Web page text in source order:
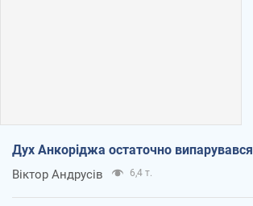
Дух Анкоріджа остаточно випарувався
Віктор Андрусів 6,4 т.